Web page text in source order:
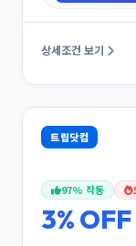
상세조건 보기
트립닷컴
97% 작동
3% OFF